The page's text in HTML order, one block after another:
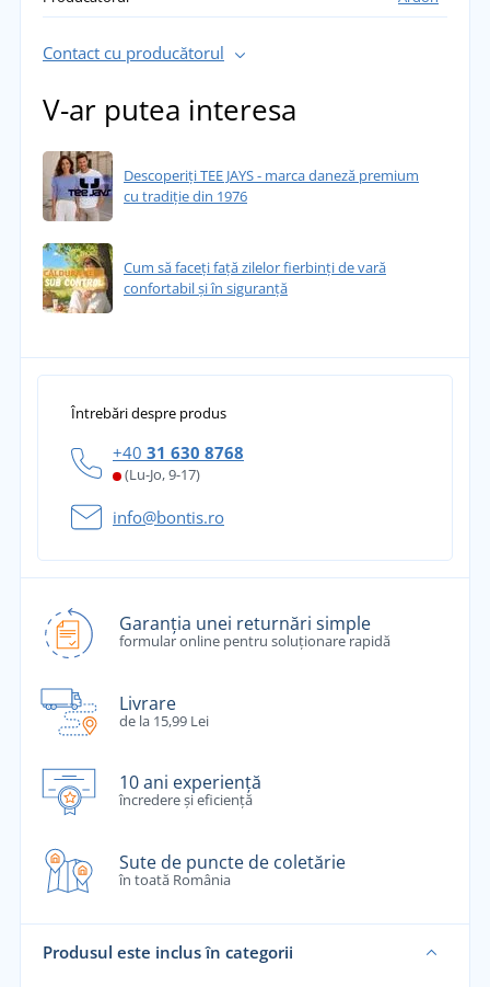
Contact cu producătorul
V-ar putea interesa
Descoperiți TEE JAYS - marca daneză premium
cu tradiție din 1976
Cum să faceți față zilelor fierbinți de vară
confortabil și în siguranță
Întrebări despre produs
+40 31 630 8768
(Lu-Jo, 9-17)
info@bontis.ro
Garanția unei returnări simple
formular online pentru soluționare rapidă
Livrare
de la 15,99 Lei
10 ani experiență
încredere și eficiență
Sute de puncte de coletărie
în toată România
Produsul este inclus în categorii